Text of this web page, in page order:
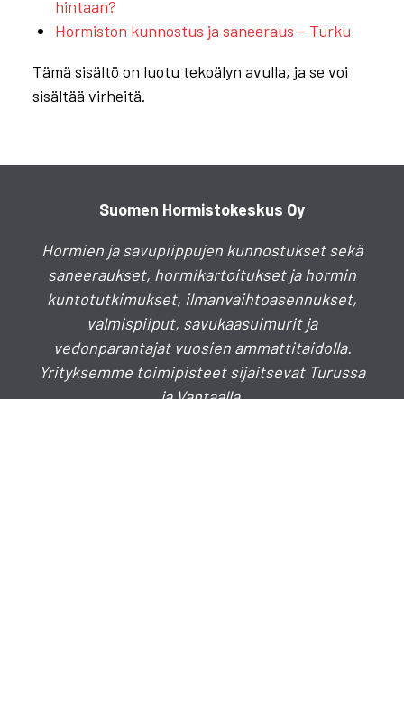
hintaan?
Hormiston kunnostus ja saneeraus – Turku
Tämä sisältö on luotu tekoälyn avulla, ja se voi
sisältää virheitä.
Suomen Hormistokeskus Oy
Hormien ja savupiippujen kunnostukset sekä
saneeraukset, hormikartoitukset ja hormin
kuntotutkimukset, ilmanvaihtoasennukset,
valmispiiput, savukaasuimurit ja
vedonparantajat vuosien ammattitaidolla.
Yrityksemme toimipisteet sijaitsevat Turussa
ja Vantaalla.